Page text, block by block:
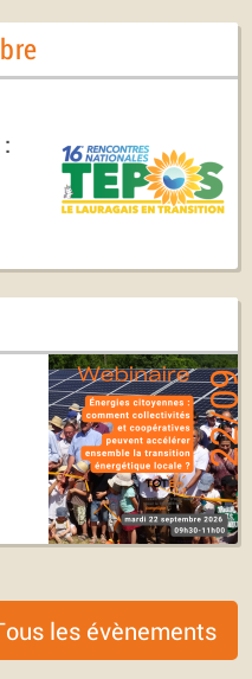
les évènements